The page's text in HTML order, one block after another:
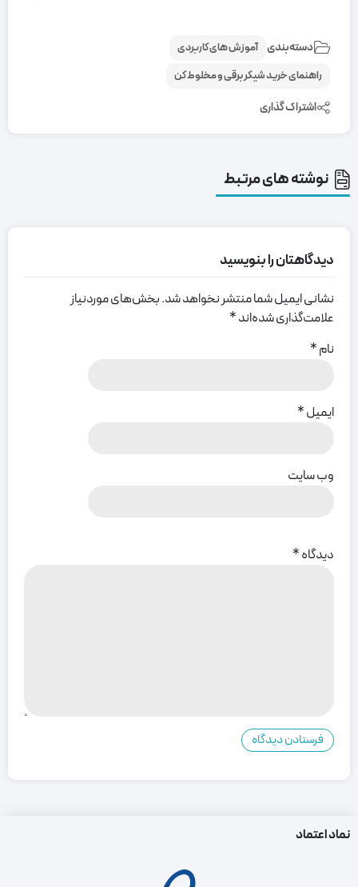
دسته‌بندی آموزش های کاربردی
راهنمای خرید شیکر برقی و مخلوط کن
اشتراک گذاری
نوشته های مرتبط
دیدگاهتان را بنویسید
نشانی ایمیل شما منتشر نخواهد شد.بخش‌های موردنیاز
علامت‌گذاری شده‌اند*
نام*
ایمیل*
وب‌ سایت
دیدگاه*
نماد اعتماد